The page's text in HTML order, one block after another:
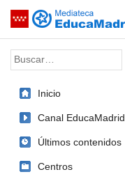
Saltar navegación
Palabra o frase:
Inicio
Canal EducaMadrid
Últimos contenidos
Centros